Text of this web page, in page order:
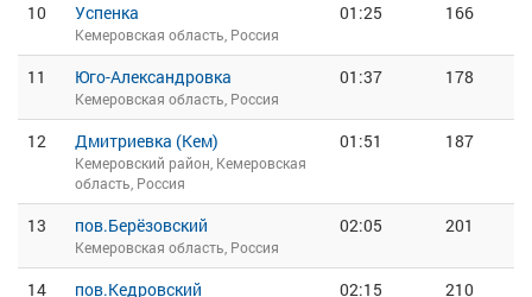
10 Успенка
Кемеровская область, Россия
01:25 166
11 Юго-Александровка
Кемеровская область, Россия
01:37 178
12 Дмитриевка (Кем)
Кемеровский район, Кемеровская
область, Россия
01:51 187
13 пов.Берёзовский
Кемеровская область, Россия
02:05 201
14 пов.Кедровский 02:15 210